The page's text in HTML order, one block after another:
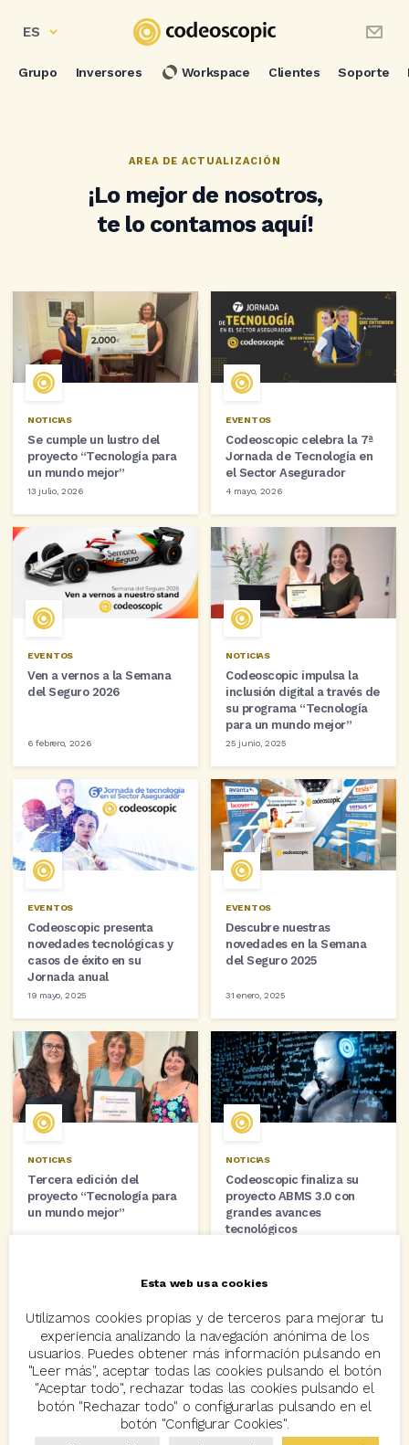
ES
Grupo Inversores Workspace Clientes Soporte
AREA DE ACTUALIZACIÓN
¡Lo mejor de nosotros,
te lo contamos aquí!
NOTICIAS
Se cumple un lustro del
proyecto “Tecnología para
un mundo mejor”
13 julio, 2026
EVENTOS
Codeoscopic celebra la 7ª
Jornada de Tecnología en
el Sector Asegurador
4 mayo, 2026
EVENTOS
Ven a vernos a la Semana
del Seguro 2026
6 febrero, 2026
NOTICIAS
Codeoscopic impulsa la
inclusión digital a través de
su programa “Tecnología
para un mundo mejor”
25 junio, 2025
EVENTOS
Codeoscopic presenta
novedades tecnológicas y
casos de éxito en su
Jornada anual
19 mayo, 2025
EVENTOS
Descubre nuestras
novedades en la Semana
del Seguro 2025
31 enero, 2025
NOTICIAS
Tercera edición del
proyecto “Tecnología para
un mundo mejor”
NOTICIAS
Codeoscopic finaliza su
proyecto ABMS 3.0 con
grandes avances
tecnológicos
EVENTOS
Codeoscopic muestra sus
Esta web usa cookies
Utilizamos cookies propias y de terceros para mejorar tu
experiencia analizando la navegación anónima de los
usuarios. Puedes obtener más información pulsando en
"Leer más", aceptar todas las cookies pulsando el botón
"Aceptar todo", rechazar todas las cookies pulsando el
botón "Rechazar todo" o configurarlas pulsando en el
botón "Configurar Cookies".